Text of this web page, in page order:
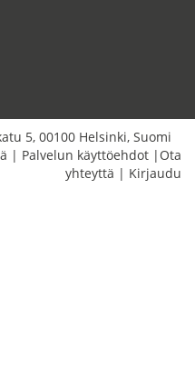
5, 00100 Helsinki, Suomi
| Palvelun käyttöehdot | Ota
yhteyttä | Kirjaudu